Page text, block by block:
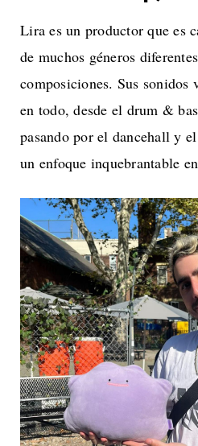
Lira es un productor que es
de muchos géneros
composiciones. Sus sonidos
en todo, desde el drum &
pasando por el dancehall y
un enfoque inquebrantable